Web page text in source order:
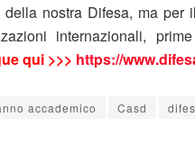
della nostra Difesa, ma
internazionali,
qui >>> https://
accademico Casd